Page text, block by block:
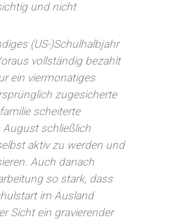
und nicht
(US-)Schulhalbjahr
vollständig bezahlt
ein viermonatiges
zugesicherte
scheiterte
schließlich
aktiv zu werden und
Auch danach
so stark, dass
im Ausland
Sicht ein gravierender